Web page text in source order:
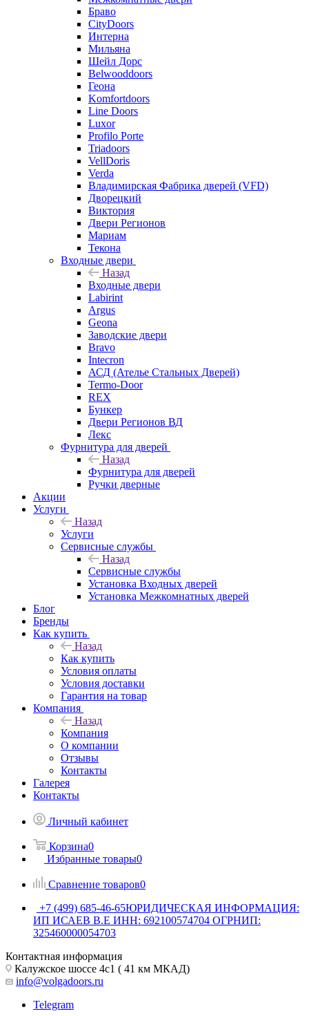
Браво
CityDoors
Интерна
Мильяна
Шейл Дорс
Belwooddoors
Геона
Komfortdoors
Line Doors
Luxor
Profilo Porte
Triadoors
VellDoris
Verda
Владимирская Фабрика дверей (VFD)
Дворецкий
Виктория
Двери Регионов
Мариам
Текона
Входные двери
Назад
Входные двери
Labirint
Argus
Geona
Заводские двери
Bravo
Intecron
АСД (Ателье Стальных Дверей)
Termo-Door
REX
Бункер
Двери Регионов ВД
Лекс
Фурнитура для дверей
Назад
Фурнитура для дверей
Ручки дверные
Акции
Услуги
Назад
Услуги
Сервисные службы
Назад
Сервисные службы
Установка Входных дверей
Установка Межкомнатных дверей
Блог
Бренды
Как купить
Назад
Как купить
Условия оплаты
Условия доставки
Гарантия на товар
Компания
Назад
Компания
О компании
Отзывы
Контакты
Галерея
Контакты
Личный кабинет
Корзина0
Избранные товары0
Сравнение товаров0
+7 (499) 685-46-65ЮРИДИЧЕСКАЯ ИНФОРМАЦИЯ:
ИП ИСАЕВ В.Е ИНН: 692100574704 ОГРНИП:
325460000054703
Контактная информация
Калужское шоссе 4с1 ( 41 км МКАД)
info@volgadoors.ru
Telegram